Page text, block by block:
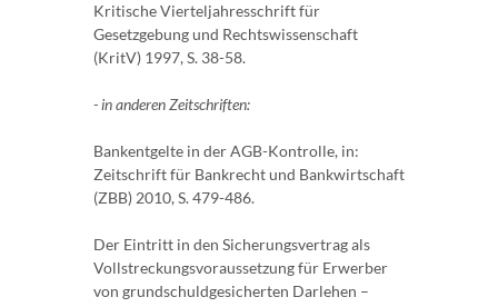
Kritische Vierteljahresschrift für
Gesetzgebung und Rechtswissenschaft
(KritV) 1997, S. 38-58.
- in anderen Zeitschriften:
Bankentgelte in der AGB-Kontrolle, in:
Zeitschrift für Bankrecht und Bankwirtschaft
(ZBB) 2010, S. 479-486.
Der Eintritt in den Sicherungsvertrag als
Vollstreckungsvoraussetzung für Erwerber
von grundschuldgesicherten Darlehen –